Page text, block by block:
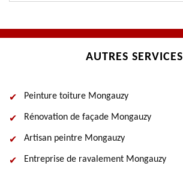
AUTRES SERVICES
Peinture toiture Mongauzy
Rénovation de façade Mongauzy
Artisan peintre Mongauzy
Entreprise de ravalement Mongauzy